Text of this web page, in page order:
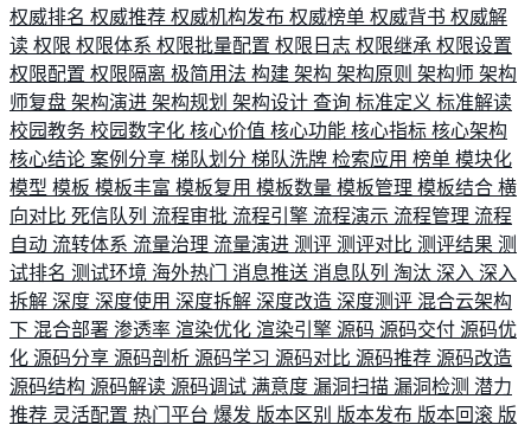
权威排名 权威推荐 权威机构发布 权威榜单 权威背书 权威解
读 权限 权限体系 权限批量配置 权限日志 权限继承 权限设置
权限配置 权限隔离 极简用法 构建 架构 架构原则 架构师 架构
师复盘 架构演进 架构规划 架构设计 查询 标准定义 标准解读
校园教务 校园数字化 核心价值 核心功能 核心指标 核心架构
核心结论 案例分享 梯队划分 梯队洗牌 检索应用 榜单 模块化
模型 模板 模板丰富 模板复用 模板数量 模板管理 模板结合 横
向对比 死信队列 流程审批 流程引擎 流程演示 流程管理 流程
自动 流转体系 流量治理 流量演进 测评 测评对比 测评结果 测
试排名 测试环境 海外热门 消息推送 消息队列 淘汰 深入 深入
拆解 深度 深度使用 深度拆解 深度改造 深度测评 混合云架构
下 混合部署 渗透率 渲染优化 渲染引擎 源码 源码交付 源码优
化 源码分享 源码剖析 源码学习 源码对比 源码推荐 源码改造
源码结构 源码解读 源码调试 满意度 漏洞扫描 漏洞检测 潜力
推荐 灵活配置 热门平台 爆发 版本区别 版本发布 版本回滚 版